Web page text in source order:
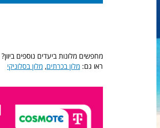
מחפשים מלונות ביעדים נוספים ביוון?
ראו גם: מלון בכרתים, מלון בסלוניקי